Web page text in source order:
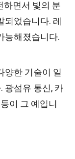
하면서 빛의 분
되었습니다. 레
능해졌습니다.
양한 기술이 일
광섬유 통신, 카
이 그 예입니